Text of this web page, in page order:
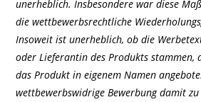
unerheblich. Insbesondere war diese
die wettbewerbsrechtliche
Insoweit ist unerheblich, ob die
oder Lieferantin des Produkts stammen,
das Produkt in eigenem Namen
wettbewerbswidrige Bewerbung damit